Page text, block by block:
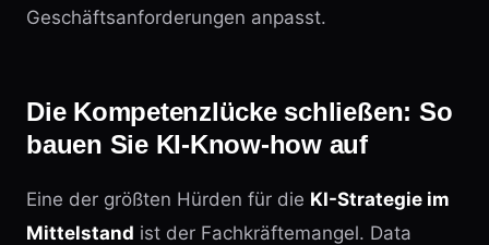
Geschäftsanforderungen anpasst.
Die Kompetenzlücke schließen: So
bauen Sie KI-Know-how auf
Eine der größten Hürden für die KI-Strategie im
Mittelstand ist der Fachkräftemangel. Data